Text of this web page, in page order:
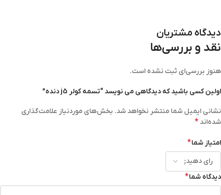
دیدگاه مشتریان
نقد و بررسی‌ها
هنوز بررسی‌ای ثبت نشده است.
اولین کسی باشید که دیدگاهی می نویسد “تسمه کولر j5 دنده”
نشانی ایمیل شما منتشر نخواهد شد. بخش‌های موردنیاز علامت‌گذاری
شده‌اند *
امتیاز شما*
دیدگاه شما*